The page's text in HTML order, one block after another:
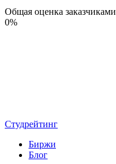
Общая оценка заказчиками
0%
Студрейтинг
Биржи
Блог